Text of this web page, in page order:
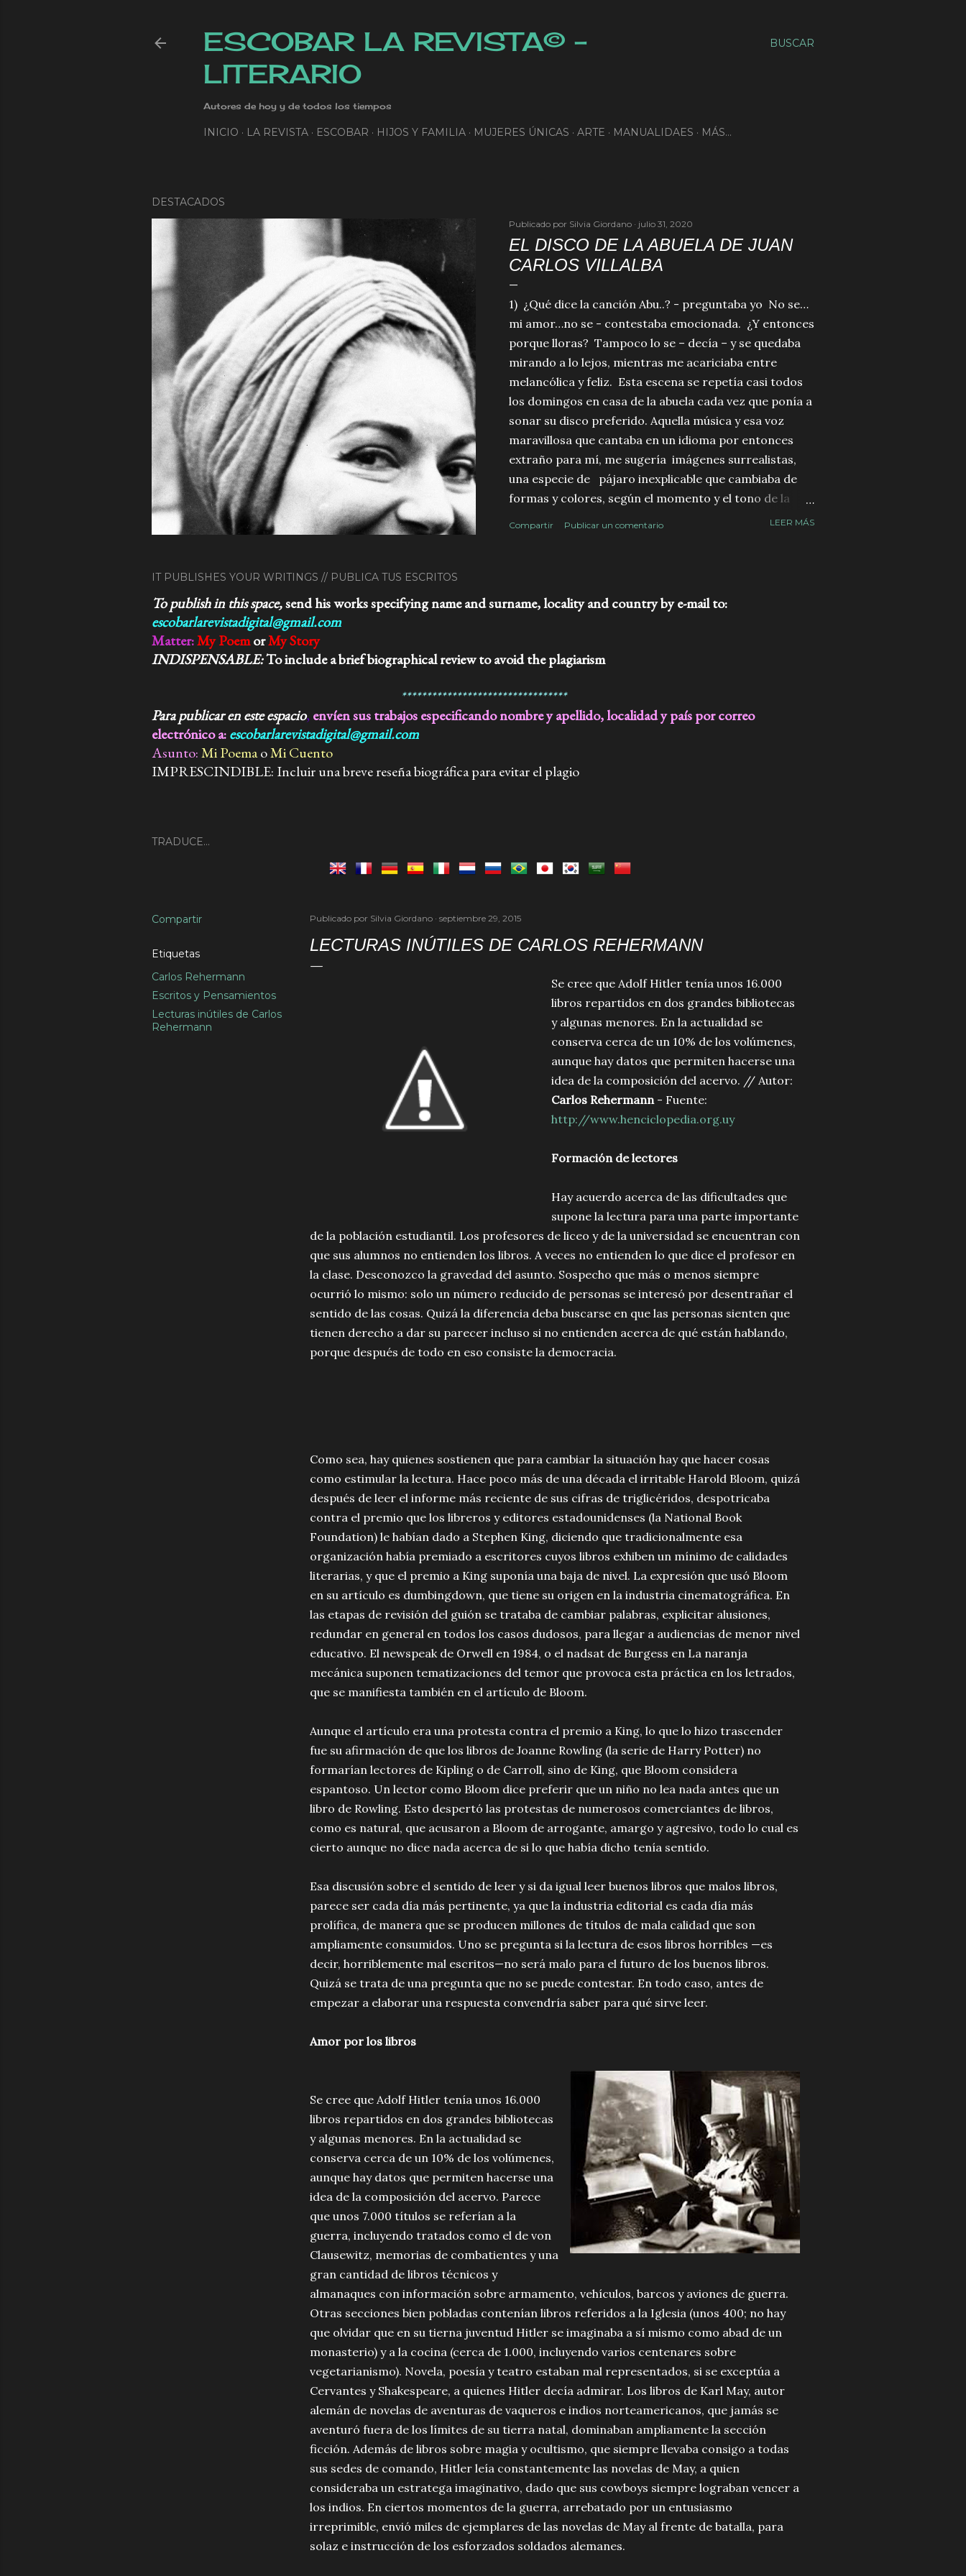
BUSCAR
ESCOBAR LA REVISTA© -
LITERARIO
Autores de hoy y de todos los tiempos
INICIO LA REVISTA ESCOBAR HIJOS Y FAMILIA MUJERES ÚNICAS ARTE MANUALIDAES MÁS…
DESTACADOS
Publicado por Silvia Giordano julio 31, 2020
EL DISCO DE LA ABUELA DE JUAN
CARLOS VILLALBA
1) ¿Qué dice la canción Abu..? - preguntaba yo No se…
mi amor…no se - contestaba emocionada. ¿Y entonces
porque lloras? Tampoco lo se – decía – y se quedaba
mirando a lo lejos, mientras me acariciaba entre
melancólica y feliz. Esta escena se repetía casi todos
los domingos en casa de la abuela cada vez que ponía a
sonar su disco preferido. Aquella música y esa voz
maravillosa que cantaba en un idioma por entonces
extraño para mí, me sugería imágenes surrealistas,
una especie de pájaro inexplicable que cambiaba de
formas y colores, según el momento y el tono de la
melodía. Pero… Porque lloraba la abuela..?
me lo pregunte. 3) Con el tiempo, convertido en
adulto y amante de la música clásica,...
Compartir Publicar un comentario LEER MÁS
IT PUBLISHES YOUR WRITINGS // PUBLICA TUS ESCRITOS
To publish in this space,send his works specifying name and surname, locality and country by e-mail to:
escobarlarevistadigital@gmail.com
Matter:My PoemorMy Story
INDISPENSABLE:To include a brief biographical review to avoidthe plagiarism
*********************************
Para publicar en este espacio, envíen sus trabajos especificando nombre y apellido, localidad y país por correo
electrónico a:escobarlarevistadigital@gmail.com
Asunto:Mi PoemaoMi Cuento
IMPRESCINDIBLE: Incluir una breve reseña biográfica para evitarel plagio
TRADUCE...
Compartir
Etiquetas
Carlos Rehermann
Escritos y Pensamientos
Lecturas inútiles de Carlos
Rehermann
Publicado por Silvia Giordano septiembre 29, 2015
LECTURAS INÚTILES DE CARLOS REHERMANN
Se cree que Adolf Hitler tenía unos 16.000
libros repartidos en dos grandes bibliotecas
y algunas menores. En la actualidad se
conserva cerca de un 10% de los volúmenes,
aunque hay datos que permiten hacerse una
idea de la composición del acervo. // Autor:
Carlos Rehermann- Fuente:
http://www.henciclopedia.org.uy
Formación de lectores
Hay acuerdo acerca de las dificultades que
supone la lectura para una parte importante
de la población estudiantil. Los profesores de liceo y de la universidad se encuentran con
que sus alumnos no entienden los libros. A veces no entienden lo que dice el profesor en
la clase. Desconozco la gravedad del asunto. Sospecho que más o menos siempre
ocurrió lo mismo: solo un número reducido de personas se interesó por desentrañar el
sentido de las cosas. Quizá la diferencia deba buscarse en que las personas sienten que
tienen derecho a dar su parecer incluso si no entienden acerca de qué están hablando,
porque después de todo en eso consiste la democracia.
Como sea, hay quienes sostienen que para cambiar la situación hay que hacer cosas
como estimular la lectura. Hace poco más de una década el irritable Harold Bloom, quizá
después de leer el informe más reciente de sus cifras de triglicéridos, despotricaba
contra el premio que los libreros y editores estadounidenses (la National Book
Foundation) le habían dado a Stephen King, diciendo que tradicionalmente esa
organización había premiado a escritores cuyos libros exhiben un mínimo de calidades
literarias, y que el premio a King suponía una baja de nivel. La expresión que usó Bloom
en su artículo es dumbingdown, que tiene su origen en la industria cinematográfica. En
las etapas de revisión del guión se trataba de cambiar palabras, explicitar alusiones,
redundar en general en todos los casos dudosos, para llegar a audiencias de menor nivel
educativo. El newspeak de Orwell en 1984, o el nadsat de Burgess en La naranja
mecánica suponen tematizaciones del temor que provoca esta práctica en los letrados,
que se manifiesta también en el artículo de Bloom.
Aunque el artículo era una protesta contra el premio a King, lo que lo hizo trascender
fue su afirmación de que los libros de Joanne Rowling (la serie de Harry Potter) no
formarían lectores de Kipling o de Carroll, sino de King, que Bloom considera
espantoso. Un lector como Bloom dice preferir que un niño no lea nada antes que un
libro de Rowling. Esto despertó las protestas de numerosos comerciantes de libros,
como es natural, que acusaron a Bloom de arrogante, amargo y agresivo, todo lo cual es
cierto aunque no dice nada acerca de si lo que había dicho tenía sentido.
Esa discusión sobre el sentido de leer y si da igual leer buenos libros que malos libros,
parece ser cada día más pertinente, ya que la industria editorial es cada día más
prolífica, de manera que se producen millones de títulos de mala calidad que son
ampliamente consumidos. Uno se pregunta si la lectura de esos libros horribles —es
decir, horriblemente mal escritos—no será malo para el futuro de los buenos libros.
Quizá se trata de una pregunta que no se puede contestar. En todo caso, antes de
empezar a elaborar una respuesta convendría saber para qué sirve leer.
Amor por los libros
Se cree que Adolf Hitler tenía unos 16.000
libros repartidos en dos grandes bibliotecas
y algunas menores. En la actualidad se
conserva cerca de un 10% de los volúmenes,
aunque hay datos que permiten hacerse una
idea de la composición del acervo. Parece
que unos 7.000 títulos se referían a la
guerra, incluyendo tratados como el de von
Clausewitz, memorias de combatientes y una
gran cantidad de libros técnicos y
almanaques con información sobre armamento, vehículos, barcos y aviones de guerra.
Otras secciones bien pobladas contenían libros referidos a la Iglesia (unos 400; no hay
que olvidar que en su tierna juventud Hitler se imaginaba a sí mismo como abad de un
monasterio) y a la cocina (cerca de 1.000, incluyendo varios centenares sobre
vegetarianismo). Novela, poesía y teatro estaban mal representados, si se exceptúa a
Cervantes y Shakespeare, a quienes Hitler decía admirar. Los libros de Karl May, autor
alemán de novelas de aventuras de vaqueros e indios norteamericanos, que jamás se
aventuró fuera de los límites de su tierra natal, dominaban ampliamente la sección
ficción. Además de libros sobre magia y ocultismo, que siempre llevaba consigo a todas
sus sedes de comando, Hitler leía constantemente las novelas de May, a quien
consideraba un estratega imaginativo, dado que sus cowboys siempre lograban vencer a
los indios. En ciertos momentos de la guerra, arrebatado por un entusiasmo
irreprimible, envió miles de ejemplares de las novelas de May al frente de batalla, para
solaz e instrucción de los esforzados soldados alemanes.